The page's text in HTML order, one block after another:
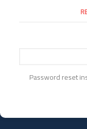
Password reset